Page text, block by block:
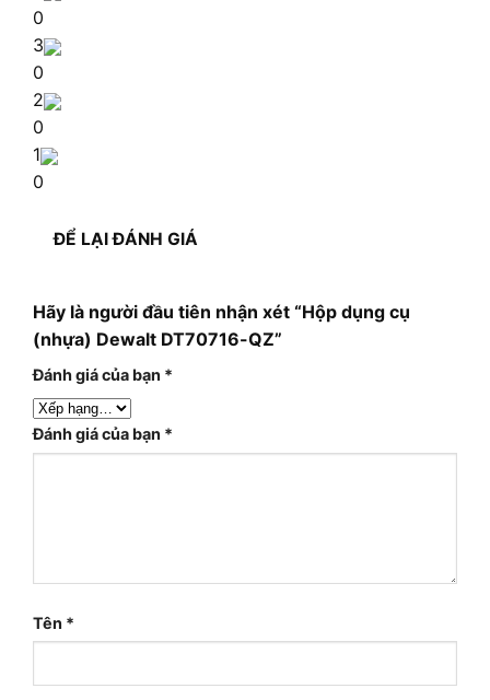
0
3
0
2
0
1
0
ĐỂ LẠI ĐÁNH GIÁ
Hãy là người đầu tiên nhận xét “Hộp dụng cụ
(nhựa) Dewalt DT70716-QZ”
Đánh giá của bạn *
Đánh giá của bạn *
Tên *